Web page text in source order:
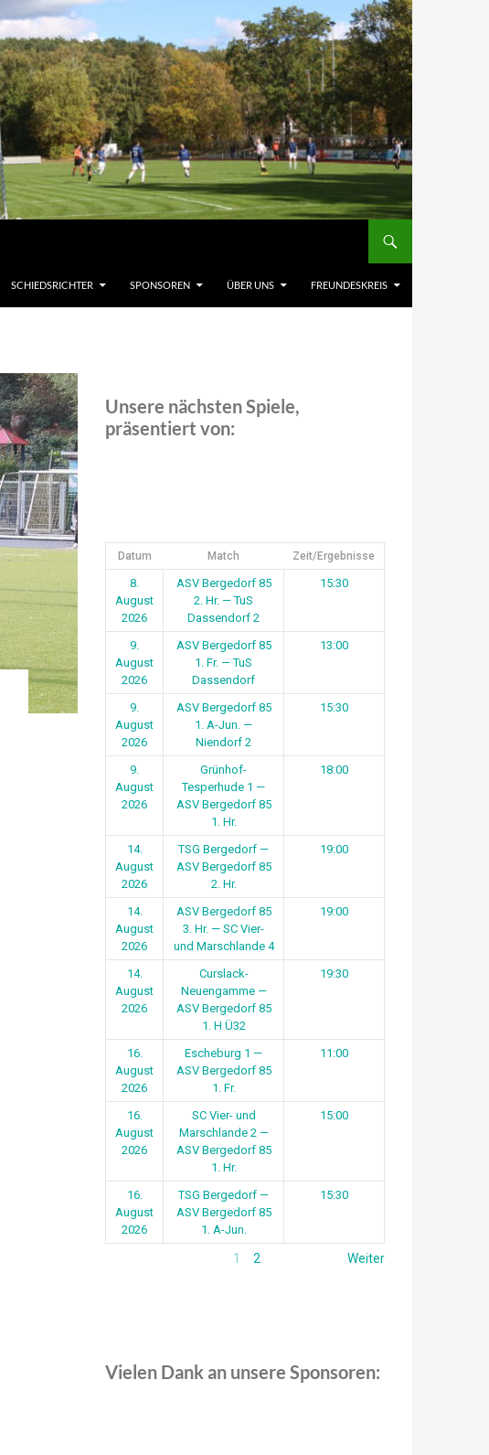
SCHIEDSRICHTER SPONSOREN ÜBER UNS FREUNDESKREIS
Unsere nächsten Spiele,
präsentiert von:
Datum Match Zeit/Ergebnisse
8.
August
2026
ASV Bergedorf 85
2. Hr. — TuS
Dassendorf 2
15:30
9.
August
2026
ASV Bergedorf 85
1. Fr. — TuS
Dassendorf
13:00
9.
August
2026
ASV Bergedorf 85
1. A-Jun. —
Niendorf 2
15:30
9.
August
2026
Grünhof-
Tesperhude 1 —
ASV Bergedorf 85
1. Hr.
18:00
14.
August
2026
TSG Bergedorf —
ASV Bergedorf 85
2. Hr.
19:00
14.
August
2026
ASV Bergedorf 85
3. Hr. — SC Vier-
und Marschlande 4
19:00
14.
August
2026
Curslack-
Neuengamme —
ASV Bergedorf 85
1. H Ü32
19:30
16.
August
2026
Escheburg 1 —
ASV Bergedorf 85
1. Fr.
11:00
16.
August
2026
SC Vier- und
Marschlande 2 —
ASV Bergedorf 85
1. Hr.
15:00
16.
August
2026
TSG Bergedorf —
ASV Bergedorf 85
1. A-Jun.
15:30
1 2 Weiter
Vielen Dank an unsere Sponsoren: